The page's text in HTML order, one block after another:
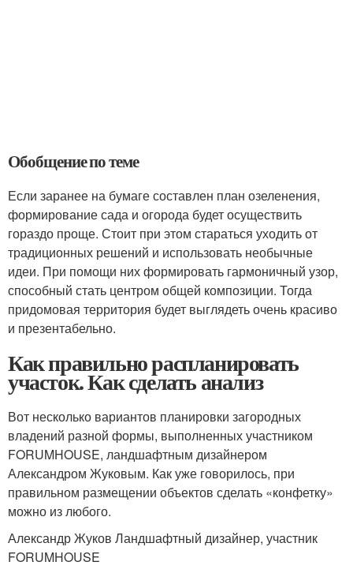
Обобщение по теме
Если заранее на бумаге составлен план озеленения,
формирование сада и огорода будет осуществить
гораздо проще. Стоит при этом стараться уходить от
традиционных решений и использовать необычные
идеи. При помощи них формировать гармоничный узор,
способный стать центром общей композиции. Тогда
придомовая территория будет выглядеть очень красиво
и презентабельно.
Как правильно распланировать
участок. Как сделать анализ
Вот несколько вариантов планировки загородных
владений разной формы, выполненных участником
FORUMHOUSE, ландшафтным дизайнером
Александром Жуковым. Как уже говорилось, при
правильном размещении объектов сделать «конфетку»
можно из любого.
Александр Жуков Ландшафтный дизайнер, участник
FORUMHOUSE